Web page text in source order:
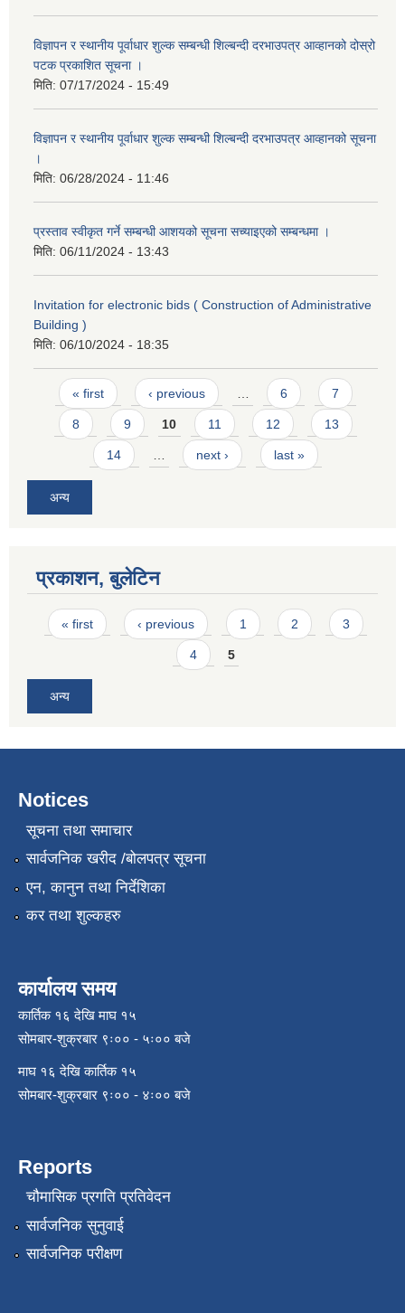
विज्ञापन र स्थानीय पूर्वाधार शुल्क सम्बन्धी शिल्बन्दी दरभाउपत्र आव्हानको दोस्रो
पटक प्रकाशित सूचना ।
मिति: 07/17/2024 - 15:49
विज्ञापन र स्थानीय पूर्वाधार शुल्क सम्बन्धी शिल्बन्दी दरभाउपत्र आव्हानको सूचना
।
मिति: 06/28/2024 - 11:46
प्रस्ताव स्वीकृत गर्ने सम्बन्धी आशयको सूचना सच्याइएको सम्बन्धमा ।
मिति: 06/11/2024 - 13:43
Invitation for electronic bids ( Construction of Administrative
Building )
मिति: 06/10/2024 - 18:35
Pages
« first ‹ previous … 6 7
8 9 10 11 12 13
14 … next › last »
अन्य
प्रकाशन, बुलेटिन
Pages
« first ‹ previous 1 2 3
4 5
अन्य
Notices
सूचना तथा समाचार
सार्वजनिक खरीद /बोलपत्र सूचना
एन, कानुन तथा निर्देशिका
कर तथा शुल्कहरु
कार्यालय समय
कार्तिक १६ देखि माघ १५
सोमबार-शुक्रबार ९ः०० - ५ः०० बजे
माघ १६ देखि कार्तिक १५
सोमबार-शुक्रबार ९ः०० - ४ः०० बजे
Reports
चौमासिक प्रगति प्रतिवेदन
सार्वजनिक सुनुवाई
सार्वजनिक परीक्षण